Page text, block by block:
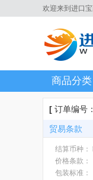
欢迎来到进口宝
商品分类
[ 订单编号：
贸易条款
结算币种：
价格条款：
包装标准：